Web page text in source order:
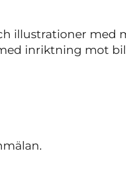
illustrationer med
inriktning mot